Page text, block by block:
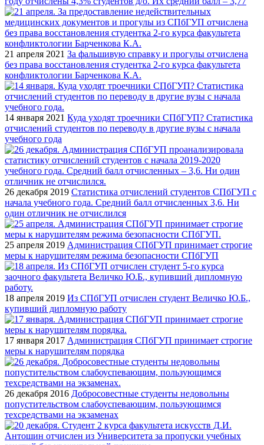
21 апреля 2021 За фальшивую справку и прогулы отчислена
без права восстановления студентка 2-го курса факультета
конфликтологии Барченкова К.А.
14 января 2021 Куда уходят троечники СПбГУП? Статистика
отчислений студентов по переводу в другие вузы с начала
учебного года
26 декабря 2019 Статистика отчислений студентов СПбГУП с
начала учебного года. Средний балл отчисленных 3,6. Ни
один отличник не отчислился
25 апреля 2019 Администрация СПбГУП принимает строгие
меры к нарушителям режима безопасности СПбГУП
18 апреля 2019 Из СПбГУП отчислен студент Величко Ю.Б.,
купивший дипломную работу
17 января 2017 Администрация СПбГУП принимает строгие
меры к нарушителям порядка
26 декабря 2016 Добросовестные студенты недовольны
попустительством слабоуспевающим, пользующимся
техсредствами на экзаменах